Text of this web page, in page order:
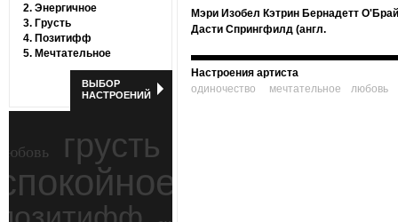
2. Энергичное
3. Грусть
4. Позитифф
5. Мечтательное
ВЫБОР
НАСТРОЕНИЙ
грусть
Мэри Изобел Кэтрин Бернадетт
Дасти Спрингфилд (англ.
Настроения артиста
одиночество
мечтательное любовь